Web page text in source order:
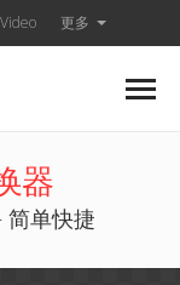
更多
器
简单快捷